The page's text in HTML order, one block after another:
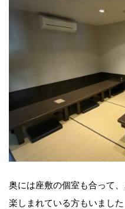
奥には座敷の個室も合って
楽しまれている方もいまし